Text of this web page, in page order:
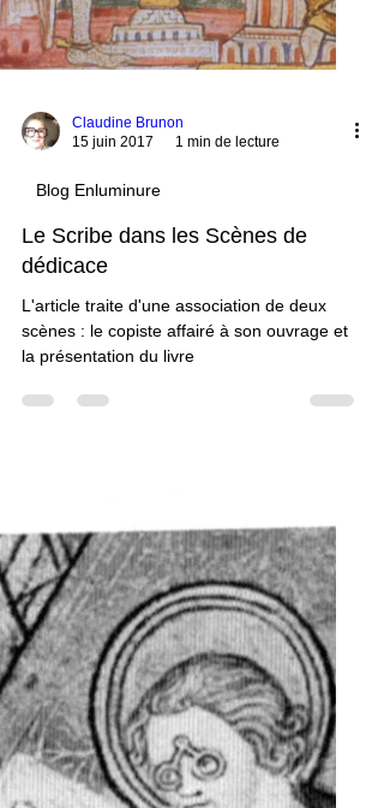
15 juin 2017
Blog Enluminure
dédicace
L'article traite d'une association de deux
la présentation du livre